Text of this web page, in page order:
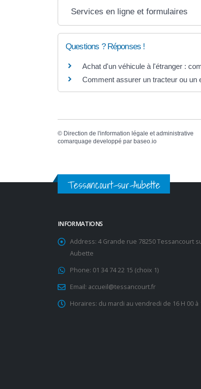
Services en ligne et formulaires
Questions ? Réponses !
Achat d'un véhicule à l'étranger :
Comment assurer un tracteur ou un
© Direction de l'information légale et administrative
comarquage developpé par baseo.io
Tessancourt-sur-Aubette
INFORMATIONS
Address: 4 Grande rue 78250 Tessancourt
Aubette
Phone: 01 34 74 22 15 (choix 1)
Email: accueil@tessancourt.fr
Horaires: du mardi au vendredi de 16 H 00 à